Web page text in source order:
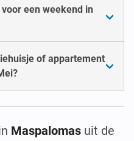
een weekend in
of appartement
Maspalomas uit de